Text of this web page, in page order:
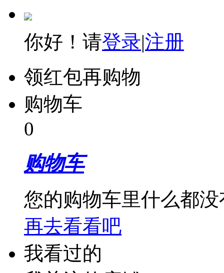
你好！请登录|注册
领红包再购物
购物车
0
购物车
您的购物车里什么都没
再去看看吧
我看过的